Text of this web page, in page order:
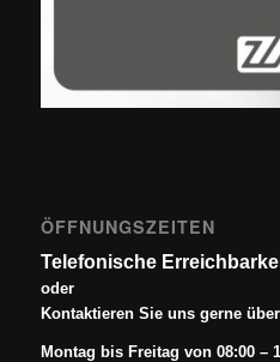
ÖFFNUNGSZEITEN
Telefonische
oder
Kontaktieren Sie uns gerne
Montag bis Freitag von 08:00 –